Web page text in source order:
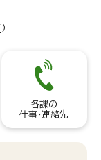
）
各課の
仕事・連絡先